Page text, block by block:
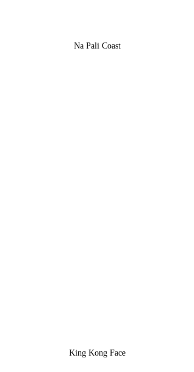
Na Pali Coast
King Kong Face